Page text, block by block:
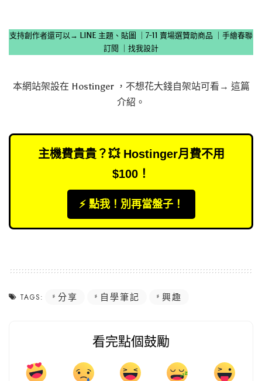
支持創作者還可以→ LINE 主題、貼圖 7-11 賣場選贊助商品
手繪春聯
訂閱
找我設計
本網站架設在 Hostinger，不想花大錢自架站可看→ 這篇
介紹 。
主機費貴貴？💥 Hostinger月費不用
$100！
⚡️ 點我！別再當盤子！
TAGS: 分享 自學筆記 興趣
看完點個鼓勵